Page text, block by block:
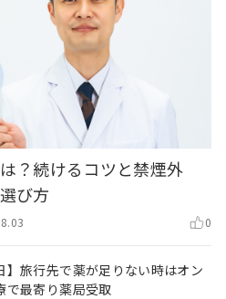
？続けるコツと禁煙外
び方
0
】旅行先で薬が足りない時はオン
で最寄り薬局受取